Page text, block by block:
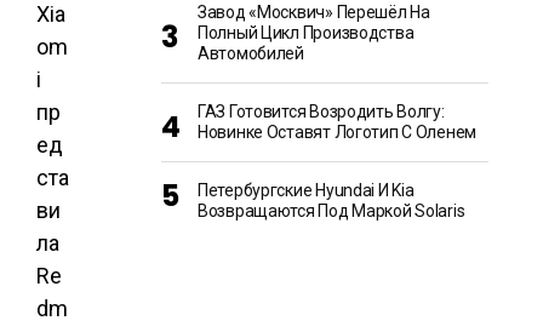
Xia
om
i
пр
ед
ста
ви
ла
Re
dm
Завод «Москвич» Перешёл На
Полный Цикл Производства
Автомобилей
ГАЗ Готовится Возродить Волгу:
Новинке Оставят Логотип С Оленем
Петербургские Hyundai И Kia
Возвращаются Под Маркой Solaris